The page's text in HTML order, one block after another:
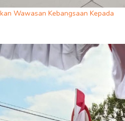
Wawasan Kebangsaan Kepada